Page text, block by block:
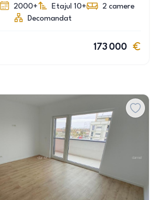
2000+ Etajul 10+ 2 camere
Decomandat
173 000